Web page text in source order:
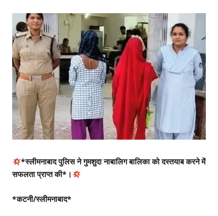
*स्लीमनाबाद पुलिस ने गुमशुदा नाबालिग बालिका को दस्तयाब करने में
सफलता प्राप्त‌ की*।
*कटनी/स्लीमनाबाद*